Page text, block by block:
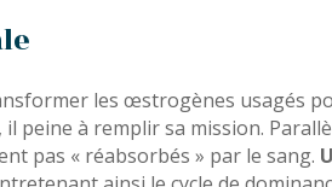
les œstrogènes usagés
peine à remplir sa mission.
pas « réabsorbés » par le sang.